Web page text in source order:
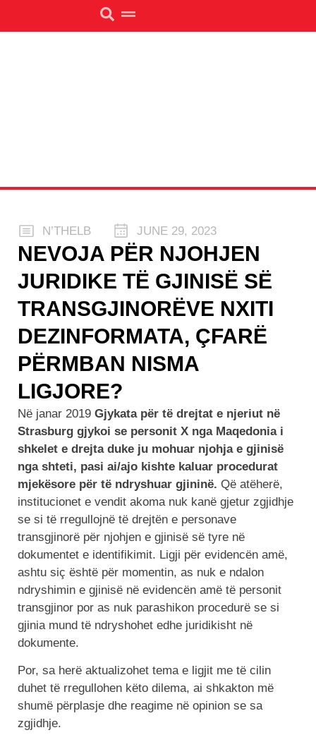
N’THELB JUNE 29, 2023
NEVOJA PËR NJOHJEN
JURIDIKE TË GJINISË SË
TRANSGJINORËVE NXITI
DEZINFORMATA, ÇFARË
PËRMBAN NISMA
LIGJORE?
Në janar 2019 Gjykata për të drejtat e njeriut në
Strasburg gjykoi se personit X nga Maqedonia i
shkelet e drejta duke ju mohuar njohja e gjinisë
nga shteti, pasi ai/ajo kishte kaluar procedurat
mjekësore për të ndryshuar gjininë. Që atëherë,
institucionet e vendit akoma nuk kanë gjetur zgjidhje
se si të rregullojnë të drejtën e personave
transgjinorë për njohjen e gjinisë së tyre në
dokumentet e identifikimit. Ligji për evidencën amë,
ashtu siç është për momentin, as nuk e ndalon
ndryshimin e gjinisë në evidencën amë të personit
transgjinor por as nuk parashikon procedurë se si
gjinia mund të ndryshohet edhe juridikisht në
dokumente.
Por, sa herë aktualizohet tema e ligjit me të cilin
duhet të rregullohen këto dilema, ai shkakton më
shumë përplasje dhe reagime në opinion se sa
zgjidhje.